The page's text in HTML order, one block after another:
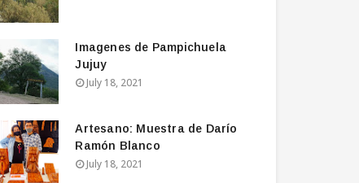
Imagenes de Pampichuela
Jujuy
July 18, 2021
Artesano: Muestra de Darío
Ramón Blanco
July 18, 2021